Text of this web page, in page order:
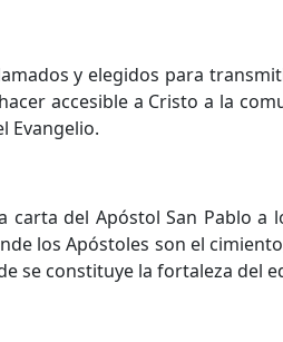
y elegidos para
accesible a Cristo a la
Evangelio.
carta del Apóstol San Pablo
los Apóstoles son el
se constituye la fortaleza del